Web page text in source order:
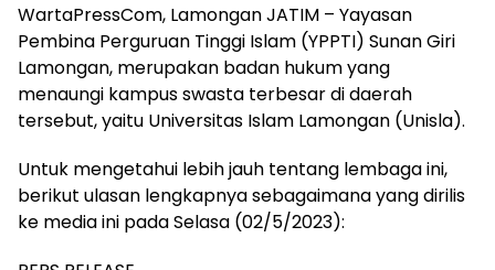
WartaPressCom, Lamongan JATIM – Yayasan
Pembina Perguruan Tinggi Islam (YPPTI) Sunan Giri
Lamongan, merupakan badan hukum yang
menaungi kampus swasta terbesar di daerah
tersebut, yaitu Universitas Islam Lamongan (Unisla).
Untuk mengetahui lebih jauh tentang lembaga ini,
berikut ulasan lengkapnya sebagaimana yang dirilis
ke media ini pada Selasa (02/5/2023):